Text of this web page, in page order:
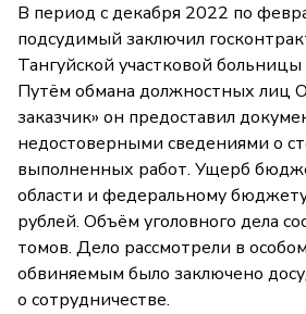
В период с декабря 2022 по
подсудимый заключил
Тангуйской участковой
Путём обмана должностных лиц
заказчик» он предоставил
недостоверными сведениями о
выполненных работ. Ущерб
области и федеральному
рублей. Объём уголовного дела
томов. Дело рассмотрели в
обвиняемым было заключено
о сотрудничестве.